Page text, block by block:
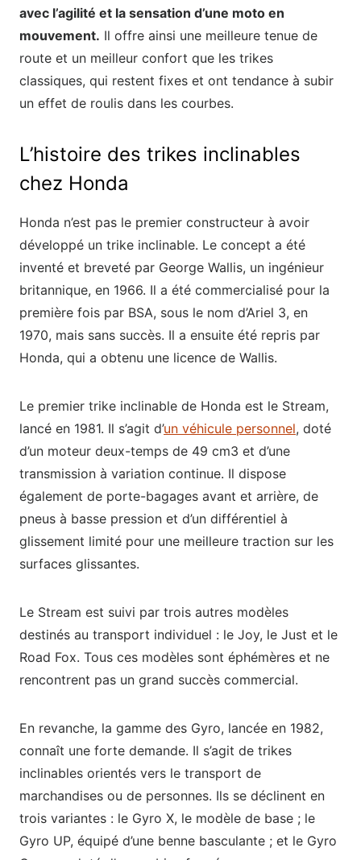
avec l’agilité et la sensation d’une moto en
mouvement. Il offre ainsi une meilleure tenue de
route et un meilleur confort que les trikes
classiques, qui restent fixes et ont tendance à subir
un effet de roulis dans les courbes.
L’histoire des trikes inclinables
chez Honda
Honda n’est pas le premier constructeur à avoir
développé un trike inclinable. Le concept a été
inventé et breveté par George Wallis, un ingénieur
britannique, en 1966. Il a été commercialisé pour la
première fois par BSA, sous le nom d’Ariel 3, en
1970, mais sans succès. Il a ensuite été repris par
Honda, qui a obtenu une licence de Wallis.
Le premier trike inclinable de Honda est le Stream,
lancé en 1981. Il s’agit d’un véhicule personnel, doté
d’un moteur deux-temps de 49 cm3 et d’une
transmission à variation continue. Il dispose
également de porte-bagages avant et arrière, de
pneus à basse pression et d’un différentiel à
glissement limité pour une meilleure traction sur les
surfaces glissantes.
Le Stream est suivi par trois autres modèles
destinés au transport individuel : le Joy, le Just et le
Road Fox. Tous ces modèles sont éphémères et ne
rencontrent pas un grand succès commercial.
En revanche, la gamme des Gyro, lancée en 1982,
connaît une forte demande. Il s’agit de trikes
inclinables orientés vers le transport de
marchandises ou de personnes. Ils se déclinent en
trois variantes : le Gyro X, le modèle de base ; le
Gyro UP, équipé d’une benne basculante ; et le Gyro